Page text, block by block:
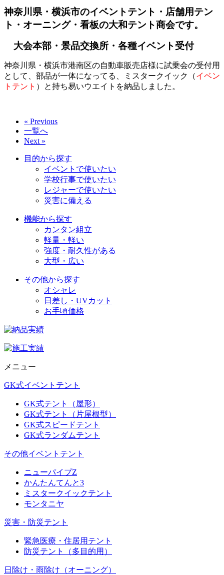
神奈川県・横浜市のイベントテント・店舗用テン
ト・オーニング・看板の大和テント商会です。
大会本部・景品交換所・各種イベント受付
神奈川県・横浜市港南区の自動車販売店様に試乗会の受付用
として、部品が一体になってる、ミスタークイック（イベン
トテント ）と持ち易いウエイトを納品しました。
« Previous
一覧へ
Next »
目的から探す
イベントで使いたい
学校行事で使いたい
レジャーで使いたい
災害に備える
機能から探す
カンタン組立
軽量・軽い
強度・耐久性がある
大型・広い
その他から探す
オシャレ
日差し・UVカット
お手頃価格
メニュー
GK式イベントテント
GK式テント（屋形）
GK式テント（片屋根型）
GK式スピードテント
GK式ランダムテント
その他イベントテント
ニューパイプZ
かんたんてんと3
ミスタークイックテント
モンタニヤ
災害・防災テント
緊急医療・住居用テント
防災テント（多目的用）
日除け・雨除け（オーニング）